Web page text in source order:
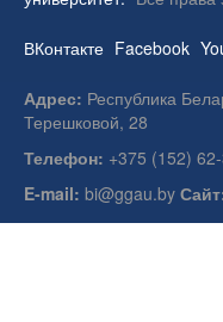
ВКонтакте Facebook
Адрес: Республика
Терешковой, 28
Телефон: +375 (152)
E-mail: bi@ggau.by